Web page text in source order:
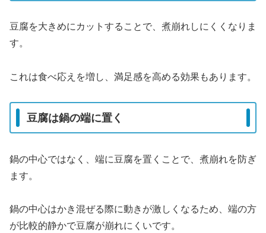
豆腐を大きめにカットすることで、煮崩れしにくくなりま
す。
これは食べ応えを増し、満足感を高める効果もあります。
豆腐は鍋の端に置く
鍋の中心ではなく、端に豆腐を置くことで、煮崩れを防ぎ
ます。
鍋の中心はかき混ぜる際に動きが激しくなるため、端の方
が比較的静かで豆腐が崩れにくいです。